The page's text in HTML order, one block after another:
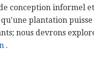
conception informel
plantation
nous devrons
.